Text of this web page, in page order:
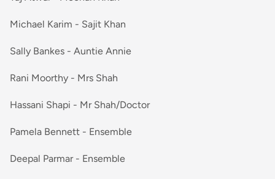
Michael Karim - Sajit Khan
Sally Bankes - Auntie Annie
Rani Moorthy - Mrs Shah
Hassani Shapi - Mr Shah/Doctor
Pamela Bennett - Ensemble
Deepal Parmar - Ensemble